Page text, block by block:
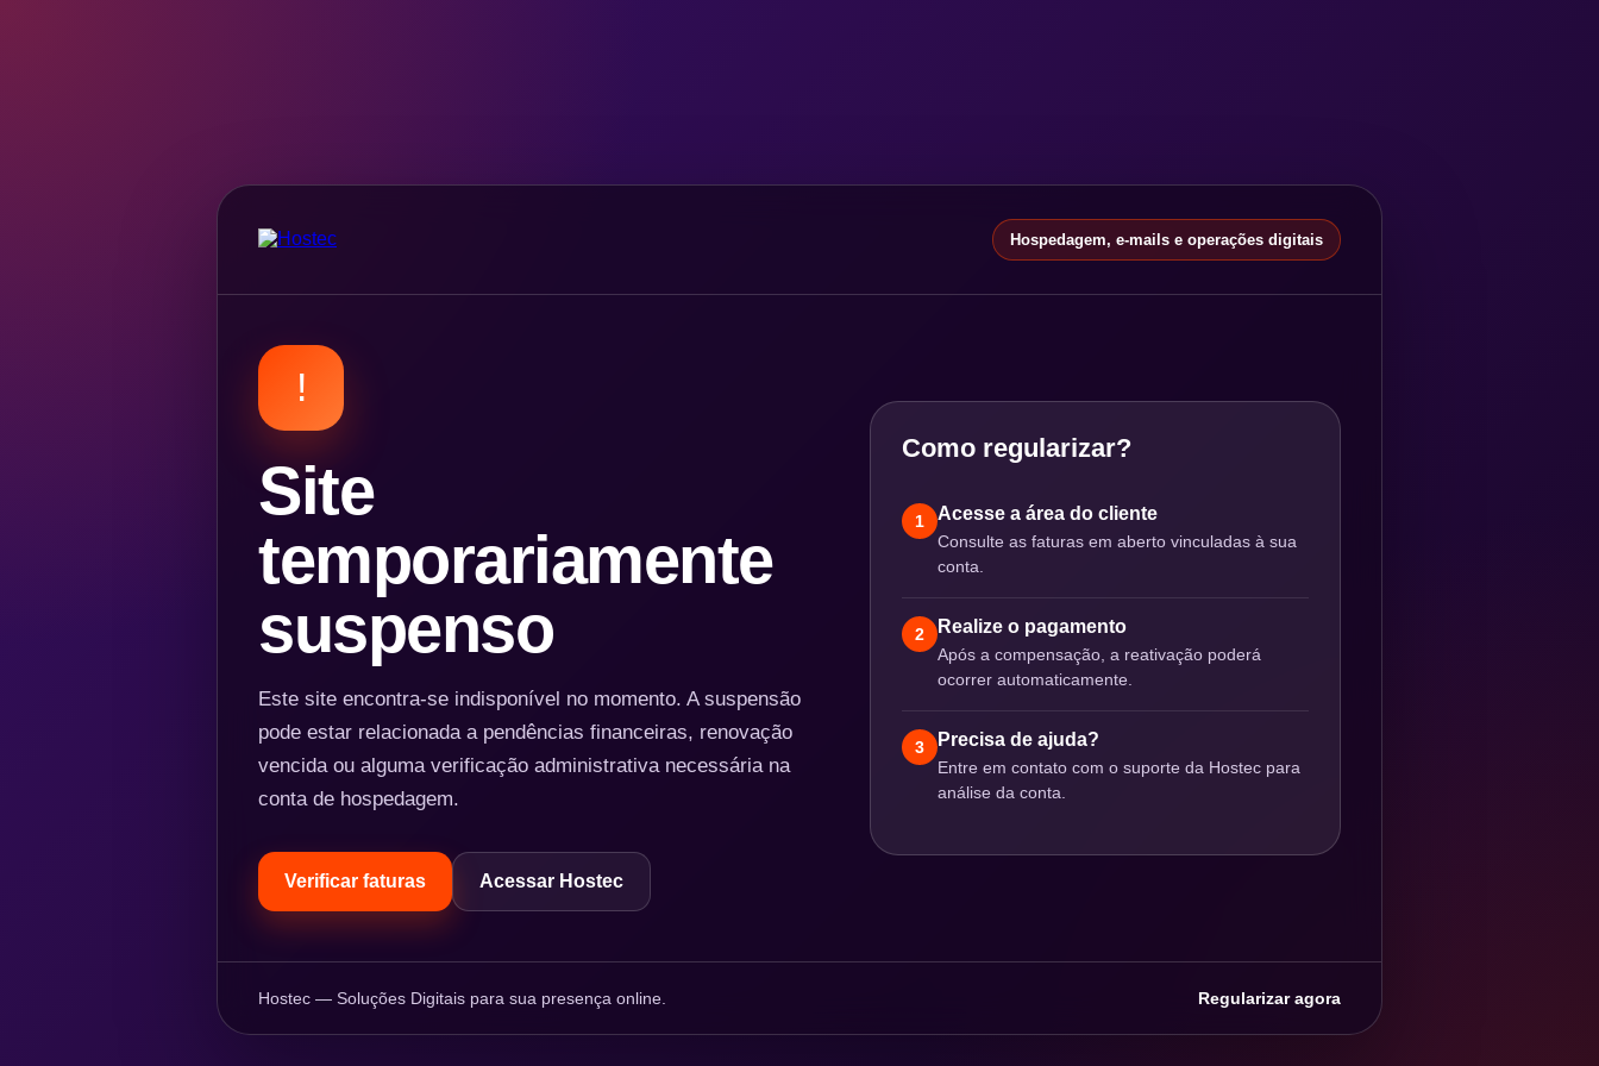
Hospedagem, e-mails e operações digitais
!
Site
temporariamente
suspenso
Este site encontra-se indisponível no momento. A suspensão
pode estar relacionada a pendências financeiras, renovação
vencida ou alguma verificação administrativa necessária na
conta de hospedagem.
Verificar faturas Acessar Hostec
Como regularizar?
1 Acesse a área do cliente
Consulte as faturas em aberto vinculadas à sua
conta.
2 Realize o pagamento
Após a compensação, a reativação poderá
ocorrer automaticamente.
3 Precisa de ajuda?
Entre em contato com o suporte da Hostec para
análise da conta.
Hostec — Soluções Digitais para sua presença online. Regularizar agora